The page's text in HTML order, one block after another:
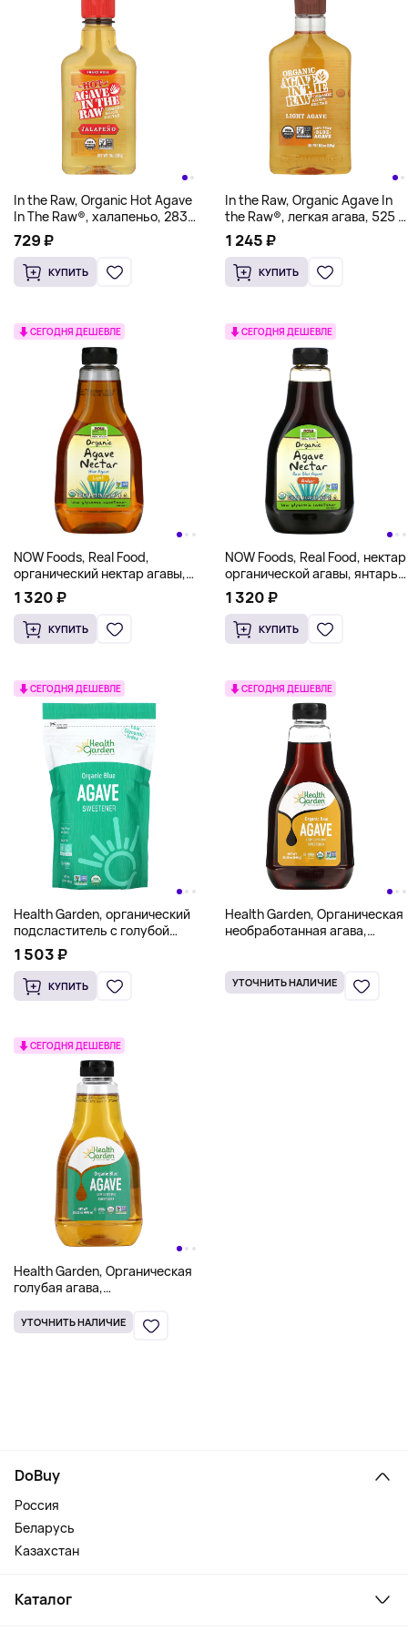
In the Raw, Organic Hot Agave
In The Raw®, халапеньо, 283 г
(10 унций)
729 ₽
КУПИТЬ
In the Raw, Organic Agave In
the Raw®, легкая агава, 525 г
(18,5 унции)
1 245 ₽
КУПИТЬ
СЕГОДНЯ ДЕШЕВЛЕ
NOW Foods, Real Food,
органический нектар агавы,
светлый, 660 г (23,28 унции)
1 320 ₽
КУПИТЬ
СЕГОДНЯ ДЕШЕВЛЕ
NOW Foods, Real Food, нектар
органической агавы, янтарь,
23,28 унций (660 г)
1 320 ₽
КУПИТЬ
СЕГОДНЯ ДЕШЕВЛЕ
Health Garden, органический
подсластитель с голубой
агавой, 341 г (12 унций)
1 503 ₽
КУПИТЬ
СЕГОДНЯ ДЕШЕВЛЕ
Health Garden, Органическая
необработанная агава,
660 г (23,28 унции)
УТОЧНИТЬ НАЛИЧИЕ
СЕГОДНЯ ДЕШЕВЛЕ
Health Garden, Органическая
голубая агава,
гликемическим индексом,
660 г (23,28 унции)
УТОЧНИТЬ НАЛИЧИЕ
DoBuy
Россия
Беларусь
Казахстан
Каталог